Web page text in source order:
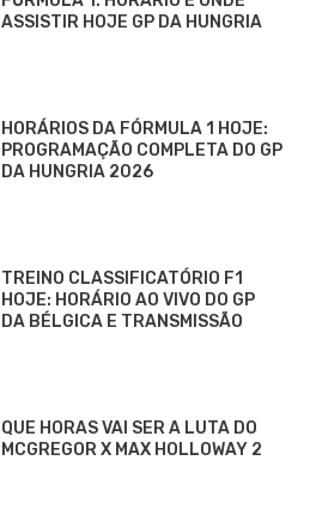
ASSISTIR HOJE GP DA HUNGRIA
HORÁRIOS DA FÓRMULA 1 HOJE:
PROGRAMAÇÃO COMPLETA DO GP
DA HUNGRIA 2026
TREINO CLASSIFICATÓRIO F1
HOJE: HORÁRIO AO VIVO DO GP
DA BÉLGICA E TRANSMISSÃO
QUE HORAS VAI SER A LUTA DO
MCGREGOR X MAX HOLLOWAY 2